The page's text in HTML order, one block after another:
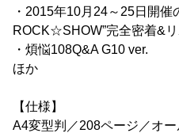
・2015年10月24～25日開催
ROCK☆SHOW”完全密着&リ
・煩悩108Q&A G10 ver.
ほか
【仕様】
A4変型判／208ページ／オ